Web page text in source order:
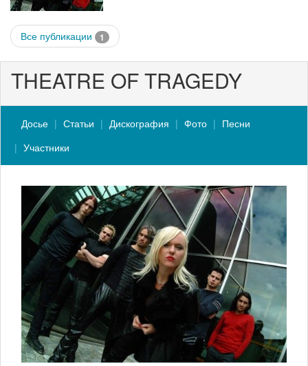
Все публикации 1
THEATRE OF TRAGEDY
Досье Статьи Дискография Фото
Песни
Участники